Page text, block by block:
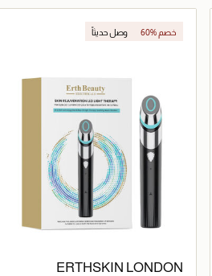
جاري تحميل التفاصيل
60% خصم وصل حديثاً
ERTHSKIN LONDON